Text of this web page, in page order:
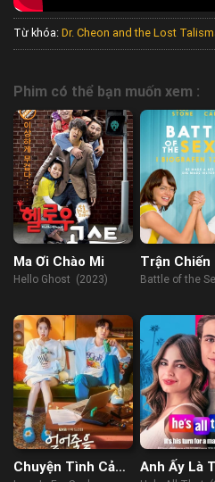
Từ khóa: Dr. Cheon and the Lost
Phim có thể bạn muốn xem :
Ma Ơi Chào Mi
Hello Ghost (2023)
Trận Chiến
Tính
Battle of the
Chuyện Tình Cảm
Anh Ấy Là